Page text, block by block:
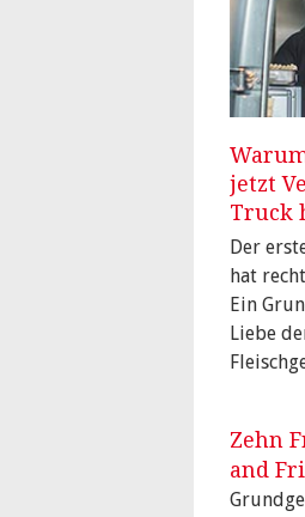
jetzt
Truck
Der
hat
Ein
Liebe
Zehn
and